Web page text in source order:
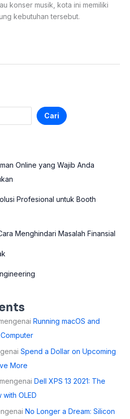
konser musik, kota ini memiliki
kebutuhan tersebut.
Cari
Online yang Wajib Anda
Profesional untuk Booth
Menghindari Masalah Finansial
Running macOS and
Spend a Dollar on Upcoming
More
mengenai Dell XPS 13 2021: The
OLED
No Longer a Dream: Silicon